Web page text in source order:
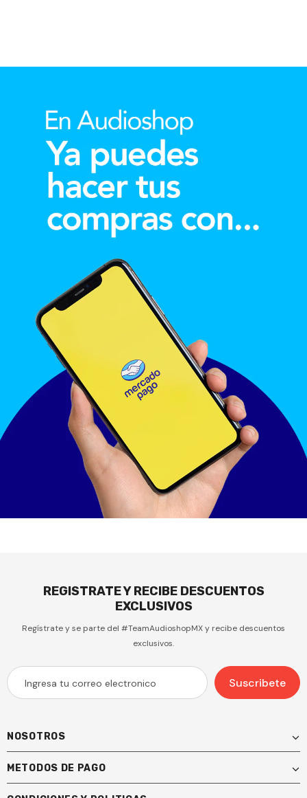
REGISTRATE Y RECIBE DESCUENTOS
EXCLUSIVOS
Regístrate y se parte del #TeamAudioshopMX y recibe descuentos
exclusivos.
NOSOTROS
METODOS DE PAGO